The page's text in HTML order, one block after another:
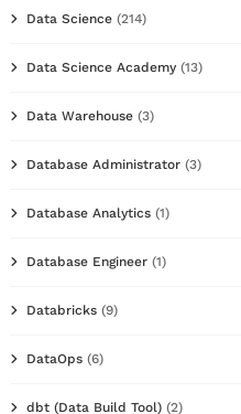
Data Science (214)
Data Science Academy (13)
Data Warehouse (3)
Database Administrator (3)
Database Analytics (1)
Database Engineer (1)
Databricks (9)
DataOps (6)
dbt (Data Build Tool) (2)